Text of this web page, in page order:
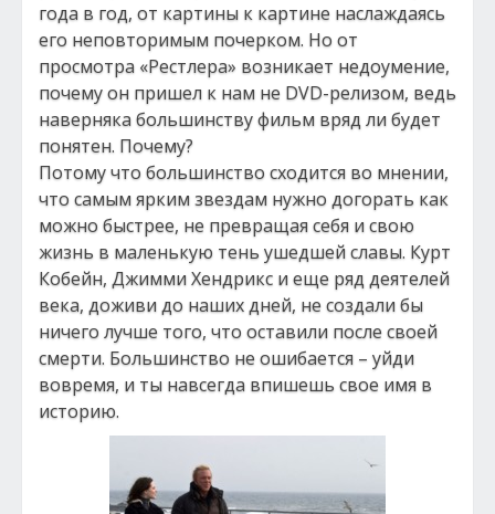
года в год, от картины к картине наслаждаясь
его неповторимым почерком. Но от
просмотра «Рестлера» возникает недоумение,
почему он пришел к нам не DVD-релизом, ведь
наверняка большинству фильм вряд ли будет
понятен. Почему?
Потому что большинство сходится во мнении,
что самым ярким звездам нужно догорать как
можно быстрее, не превращая себя и свою
жизнь в маленькую тень ушедшей славы. Курт
Кобейн, Джимми Хендрикс и еще ряд деятелей
века, доживи до наших дней, не создали бы
ничего лучше того, что оставили после своей
смерти. Большинство не ошибается – уйди
вовремя, и ты навсегда впишешь свое имя в
историю.